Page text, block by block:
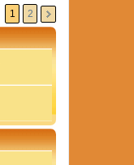
1 2